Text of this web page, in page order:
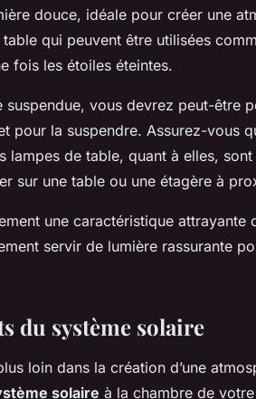
douce, idéale pour créer une
table qui peuvent être utilisées
fois les étoiles éteintes.
suspendue, vous devrez peut-être
pour la suspendre. Assurez-vous
lampes de table, quant à elles,
sur une table ou une étagère à
une caractéristique attrayante
servir de lumière rassurante
du système solaire
loin dans la création d’une
solaire à la chambre de